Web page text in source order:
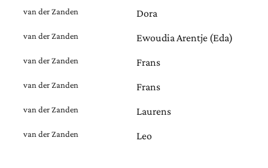
van der Zanden Dora
van der Zanden Ewoudia Arentje (Eda)
van der Zanden Frans
van der Zanden Frans
van der Zanden Laurens
van der Zanden Leo